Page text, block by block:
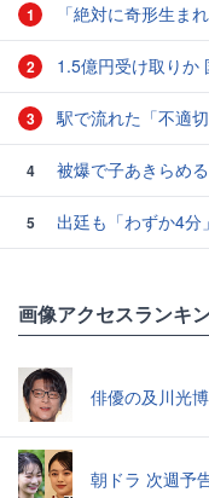
1 「絶対に奇形生ま
2 1.5億円受け取りか
3 駅で流れた「不適
4 被爆で子あきらめ
5
出廷も「わずか4分
画像アクセスランキ
俳優の及川光
朝ドラ 次週予